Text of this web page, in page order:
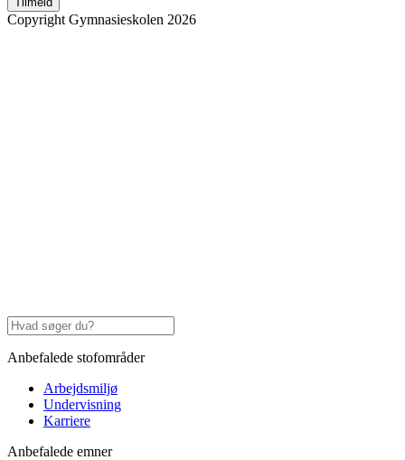
Copyright Gymnasieskolen 2026
Anbefalede stofområder
Arbejdsmiljø
Undervisning
Karriere
Anbefalede emner